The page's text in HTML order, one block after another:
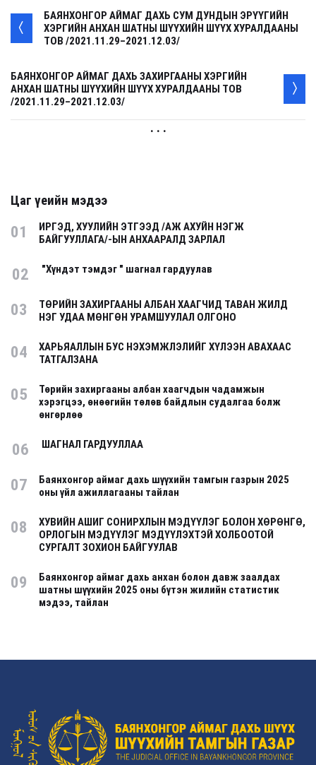
БАЯНХОНГОР АЙМАГ ДАХЬ СУМ ДУНДЫН ЭРҮҮГИЙН
ХЭРГИЙН АНХАН ШАТНЫ ШҮҮХИЙН ШҮҮХ ХУРАЛДААНЫ
ТОВ /2021.11.29–2021.12.03/
БАЯНХОНГОР АЙМАГ ДАХЬ ЗАХИРГААНЫ ХЭРГИЙН
АНХАН ШАТНЫ ШҮҮХИЙН ШҮҮХ ХУРАЛДААНЫ ТОВ
/2021.11.29–2021.12.03/
. . .
Цаг үеийн мэдээ
01
ИРГЭД, ХУУЛИЙН ЭТГЭЭД /АЖ АХУЙН НЭГЖ
БАЙГУУЛЛАГА/-ЫН АНХААРАЛД ЗАРЛАЛ
02 "Хүндэт тэмдэг " шагнал гардуулав
03
ТӨРИЙН ЗАХИРГААНЫ АЛБАН ХААГЧИД ТАВАН ЖИЛД
НЭГ УДАА МӨНГӨН УРАМШУУЛАЛ ОЛГОНО
04
ХАРЬЯАЛЛЫН БУС НЭХЭМЖЛЭЛИЙГ ХҮЛЭЭН АВАХААС
ТАТГАЛЗАНА
05
Төрийн захиргааны албан хаагчдын чадамжын
хэрэгцээ, өнөөгийн төлөв байдлын судалгаа болж
өнгөрлөө
06 ШАГНАЛ ГАРДУУЛЛАА
07
Баянхонгор аймаг дахь шүүхийн тамгын газрын 2025
оны үйл ажиллагааны тайлан
08
ХУВИЙН АШИГ СОНИРХЛЫН МЭДҮҮЛЭГ БОЛОН ХӨРӨНГӨ,
ОРЛОГЫН МЭДҮҮЛЭГ МЭДҮҮЛЭХТЭЙ ХОЛБООТОЙ
СУРГАЛТ ЗОХИОН БАЙГУУЛАВ
09
Баянхонгор аймаг дахь анхан болон давж заалдах
шатны шүүхийн 2025 оны бүтэн жилийн статистик
мэдээ, тайлан